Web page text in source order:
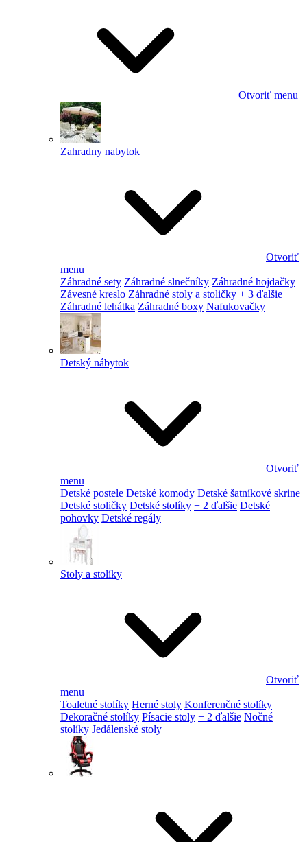
Otvoriť menu
Zahradny nabytok
Otvoriť
menu
Záhradné sety Záhradné slnečníky Záhradné hojdačky
Závesné kreslo Záhradné stoly a stoličky + 3 ďalšie
Záhradné lehátka Záhradné boxy Nafukovačky
Detský nábytok
Otvoriť
menu
Detské postele Detské komody Detské šatníkové skrine
Detské stoličky Detské stolíky + 2 ďalšie Detské
pohovky Detské regály
Stoly a stolíky
Otvoriť
menu
Toaletné stolíky Herné stoly Konferenčné stolíky
Dekoračné stolíky Písacie stoly + 2 ďalšie Nočné
stolíky Jedálenské stoly